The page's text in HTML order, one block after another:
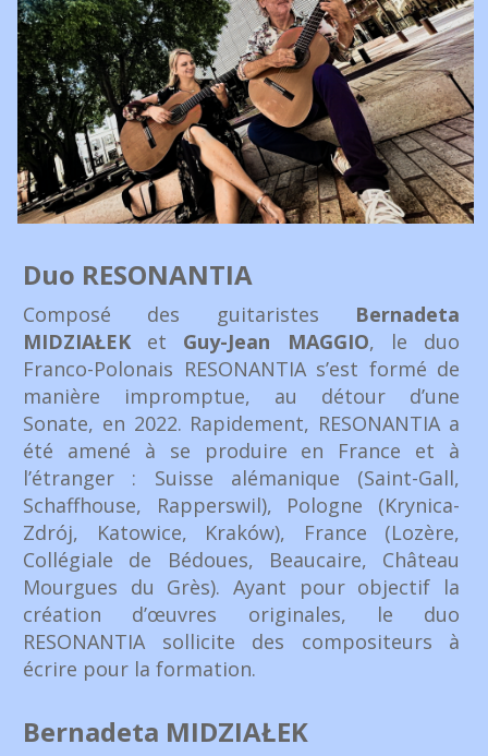
Duo RESONANTIA
Composé des guitaristes Bernadeta
MIDZIAŁEK et Guy-Jean MAGGIO, le duo
Franco-Polonais RESONANTIA s’est formé de
manière impromptue, au détour d’une
Sonate, en 2022. Rapidement, RESONANTIA a
été amené à se produire en France et à
l’étranger : Suisse alémanique (Saint-Gall,
Schaffhouse, Rapperswil), Pologne (Krynica-
Zdrój, Katowice, Kraków), France (Lozère,
Collégiale de Bédoues, Beaucaire, Château
Mourgues du Grès). Ayant pour objectif la
création d’œuvres originales, le duo
RESONANTIA sollicite des compositeurs à
écrire pour la formation.
Bernadeta MIDZIAŁEK